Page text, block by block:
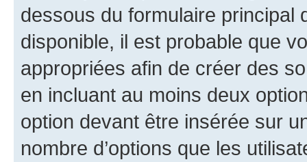
dessous du formulaire principal
disponible, il est probable que
appropriées afin de créer des
en incluant au moins deux
option devant être insérée sur
nombre d’options que les